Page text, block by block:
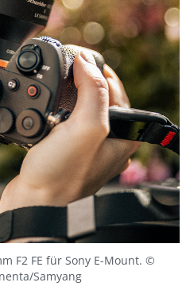
F2 FE für Sony E-Mount. ©
Samyang